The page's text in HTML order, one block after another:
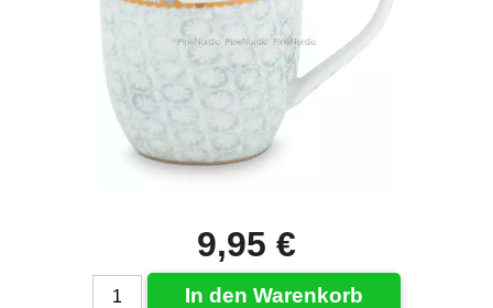
9,95 €
In den Warenkorb